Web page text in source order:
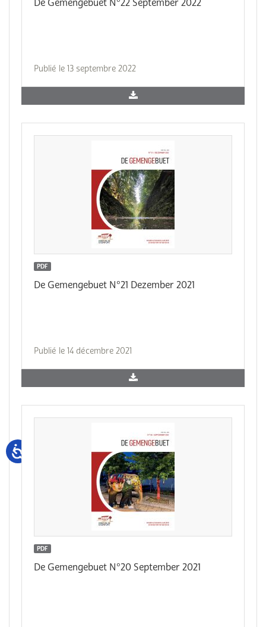
De Gemengebuet N°22 September 2022
Publié le 13 septembre 2022
PDF
De Gemengebuet N°21 Dezember 2021
Publié le 14 décembre 2021
PDF
De Gemengebuet N°20 September 2021